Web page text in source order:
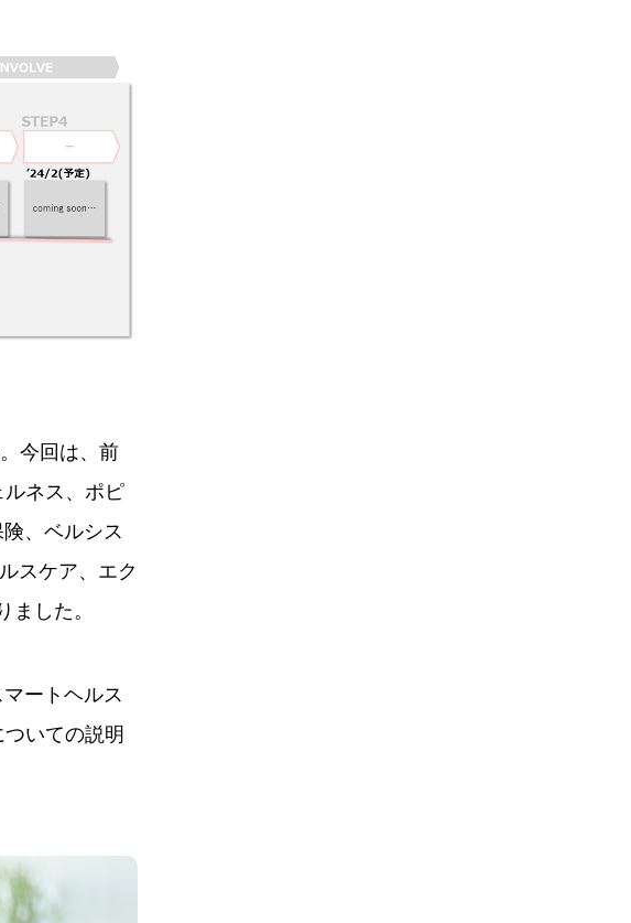
今回は、前
ネス、ポピ
、ベルシス
スケア、エク
した。
ートヘルス
いての説明